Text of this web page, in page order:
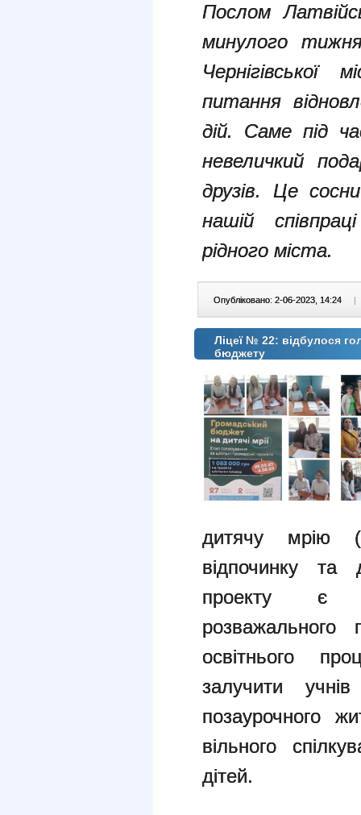
Послом
минулого
Чернігівської
питання
дій. Саме під
невеличкий
друзів. Це
нашій
рідного міста.
Опубліковано: 2-06-2023, 14:24 |
Ліцеї № 22: відбулося
бюджету
дитячу мрію
відпочинку та
проекту є
розважального
освітнього
залучити
позаурочного
вільного
дітей.